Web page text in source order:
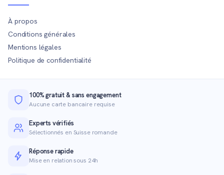
À propos
Conditions générales
Mentions légales
Politique de confidentialité
100% gratuit & sans engagement
Aucune carte bancaire requise
Experts vérifiés
Sélectionnés en Suisse romande
Réponse rapide
Mise en relation sous 24h